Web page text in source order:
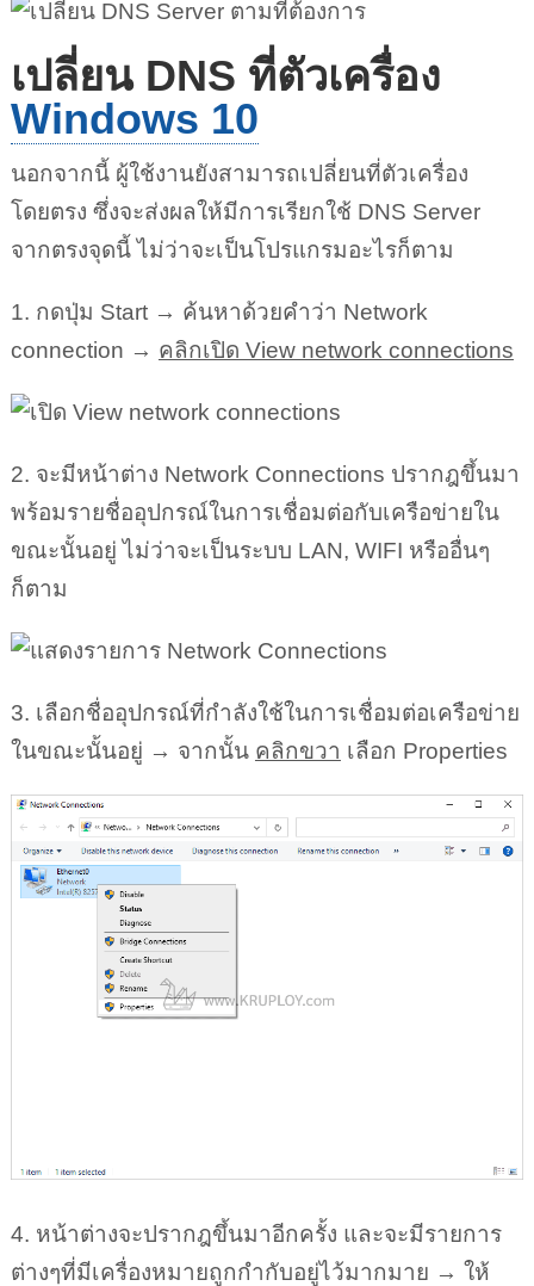
เปลี่ยน DNS ที่ตัวเครื่อง
Windows 10
นอกจากนี้ ผู้ใช้งานยังสามารถเปลี่ยนที่ตัวเครื่อง
โดยตรง ซึ่งจะส่งผลให้มีการเรียกใช้ DNS Server
จากตรงจุดนี้ ไม่ว่าจะเป็นโปรแกรมอะไรก็ตาม
1. กดปุ่ม Start → ค้นหาด้วยคำว่า Network
connection → คลิกเปิด View network connections
2. จะมีหน้าต่าง Network Connections ปรากฎขึ้นมา
พร้อมรายชื่ออุปกรณ์ในการเชื่อมต่อกับเครือข่ายใน
ขณะนั้นอยู่ ไม่ว่าจะเป็นระบบ LAN, WIFI หรืออื่นๆ
ก็ตาม
3. เลือกชื่ออุปกรณ์ที่กำลังใช้ในการเชื่อมต่อเครือข่าย
ในขณะนั้นอยู่ → จากนั้น คลิกขวา เลือก Properties
4. หน้าต่างจะปรากฎขึ้นมาอีกครั้ง และจะมีรายการ
ต่างๆที่มีเครื่องหมายถูกกำกับอยู่ไว้มากมาย → ให้